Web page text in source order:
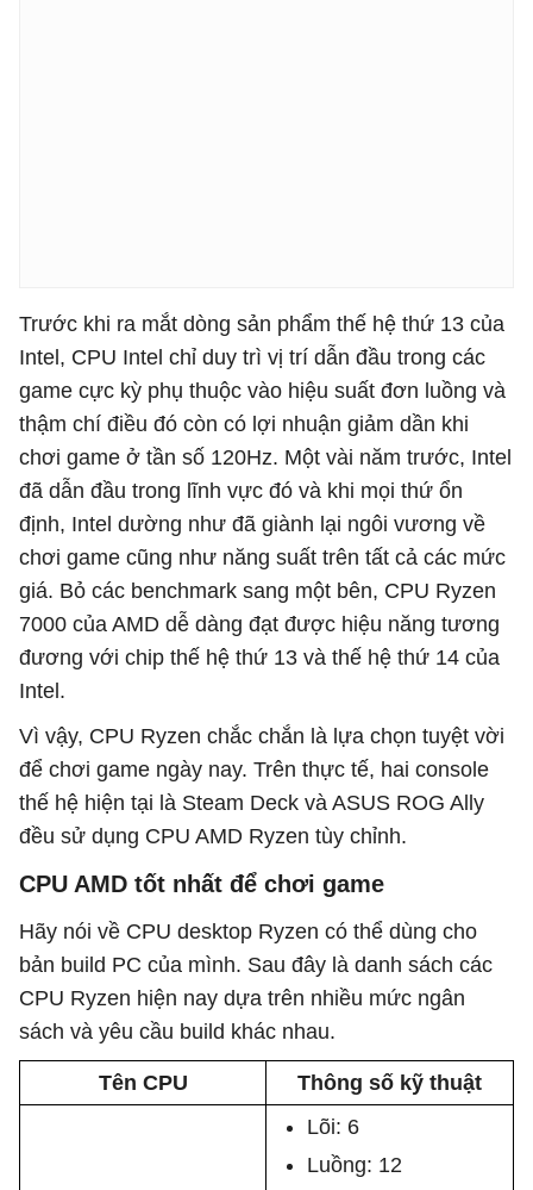
Trước khi ra mắt dòng sản phẩm thế hệ thứ 13 của
Intel, CPU Intel chỉ duy trì vị trí dẫn đầu trong các
game cực kỳ phụ thuộc vào hiệu suất đơn luồng và
thậm chí điều đó còn có lợi nhuận giảm dần khi
chơi game ở tần số 120Hz. Một vài năm trước, Intel
đã dẫn đầu trong lĩnh vực đó và khi mọi thứ ổn
định, Intel dường như đã giành lại ngôi vương về
chơi game cũng như năng suất trên tất cả các mức
giá. Bỏ các benchmark sang một bên, CPU Ryzen
7000 của AMD dễ dàng đạt được hiệu năng tương
đương với chip thế hệ thứ 13 và thế hệ thứ 14 của
Intel.
Vì vậy, CPU Ryzen chắc chắn là lựa chọn tuyệt vời
để chơi game ngày nay. Trên thực tế, hai console
thế hệ hiện tại là Steam Deck và ASUS ROG Ally
đều sử dụng CPU AMD Ryzen tùy chỉnh.
CPU AMD tốt nhất để chơi game
Hãy nói về CPU desktop Ryzen có thể dùng cho
bản build PC của mình. Sau đây là danh sách các
CPU Ryzen hiện nay dựa trên nhiều mức ngân
sách và yêu cầu build khác nhau.
Tên CPU Thông số kỹ thuật
Lõi: 6
Luồng: 12